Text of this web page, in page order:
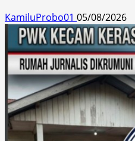
KamiluProbo01 05/08/2026